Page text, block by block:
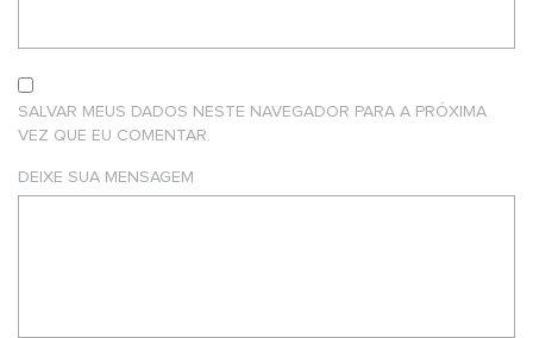
SALVAR MEUS DADOS NESTE NAVEGADOR PARA A PRÓXIMA
VEZ QUE EU COMENTAR.
DEIXE SUA MENSAGEM